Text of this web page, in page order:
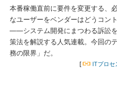
本番稼働直前に要件を変更する、
なユーザーをベンダーはどうコン
――システム開発にまつわる訴訟
策法を解説する人気連載。今回の
務の限界」だ。
[ ITプロセ